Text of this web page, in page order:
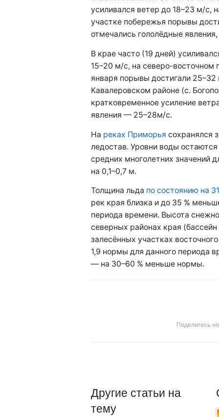
усиливался ветер до 18–23 м/с,
участке побережья порывы
отмечались гололёдные
В крае часто (19 дней)
15–20 м/с, на северо-восточном
января порывы достигали
Кавалеровском районе (с.
кратковременное усиление
явления — 25–28м/с.
На реках Приморья сохранялся
ледостав. Уровни воды
средних многолетних значений
на 0,1–0,7 м.
Толщина льда по состоянию на
рек края близка и до 35 %
периода времени. Высота
северных районах края
залесённых участках
1,9 нормы для данного периода
— на 30–60 % меньше нормы.
Поделитесь
Другие статьи на
тему